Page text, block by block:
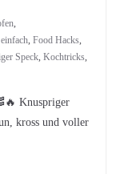
,
einfach, Food Hacks,
Speck, Kochtricks,
Knuspriger
kross und voller